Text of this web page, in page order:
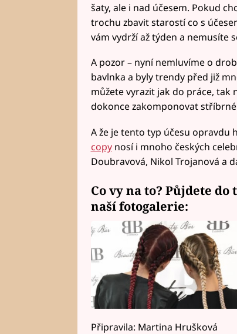
šaty, ale i nad účesem. Pokud
trochu zbavit starostí co s
vám vydrží až týden a nemusíte
A pozor – nyní nemluvíme o
bavlnka a byly trendy před již
můžete vyrazit jak do práce, tak
dokonce zakomponovat
A že je tento typ účesu opravdu
copynosí i mnoho českých
Doubravová, Nikol Trojanová a
Co vy na to? Půjdete
naší fotogalerie:
Připravila: Martina Hrušková